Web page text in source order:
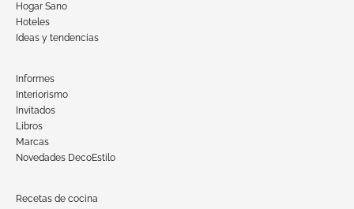
Hogar Sano
Hoteles
Ideas y tendencias
Informes
Interiorismo
Invitados
Libros
Marcas
Novedades DecoEstilo
Recetas de cocina